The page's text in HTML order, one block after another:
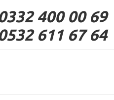
400 00 69
611 67 64